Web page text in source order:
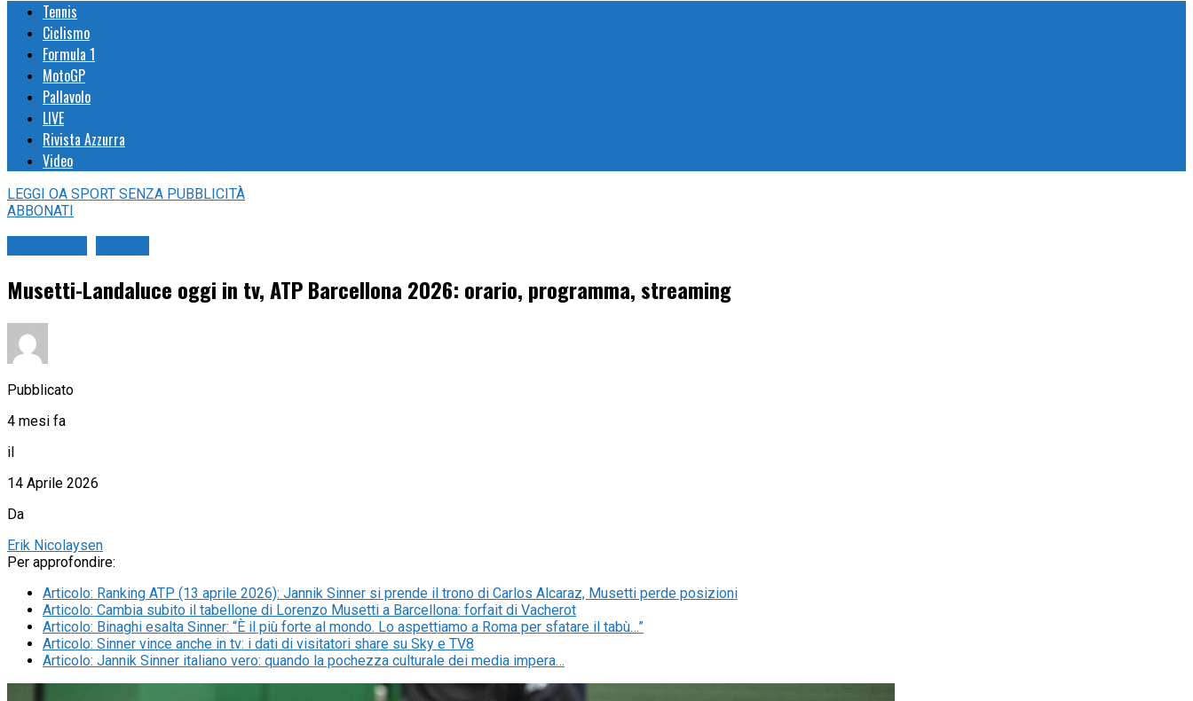
Tennis
Ciclismo
Formula 1
MotoGP
Pallavolo
LIVE
Rivista Azzurra
Video
LEGGI OA SPORT SENZA PUBBLICITÀ
ABBONATI
Musetti-Landaluce oggi in tv, ATP Barcellona 2026: orario, programma, streaming
Pubblicato
4 mesi fa
il
14 Aprile 2026
Da
Erik Nicolaysen
Per approfondire:
Articolo: Ranking ATP (13 aprile 2026): Jannik Sinner si prende il trono di Carlos Alcaraz, Musetti perde posizioni
Articolo: Cambia subito il tabellone di Lorenzo Musetti a Barcellona: forfait di Vacherot
Articolo: Binaghi esalta Sinner: “È il più forte al mondo. Lo aspettiamo a Roma per sfatare il tabù…”
Articolo: Sinner vince anche in tv: i dati di visitatori share su Sky e TV8
Articolo: Jannik Sinner italiano vero: quando la pochezza culturale dei media impera…